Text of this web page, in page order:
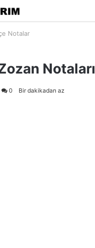
Notalar
Notaları
0 Bir dakikadan az